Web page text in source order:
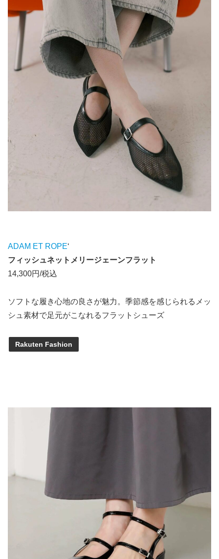
ADAM ET ROPE‘
フィッシュネットメリージェーンフラット
14,300円/税込
ソフトな履き心地の良さが魅力。季節感を感じられるメッ
シュ素材で足元がこなれるフラットシューズ
Rakuten Fashion